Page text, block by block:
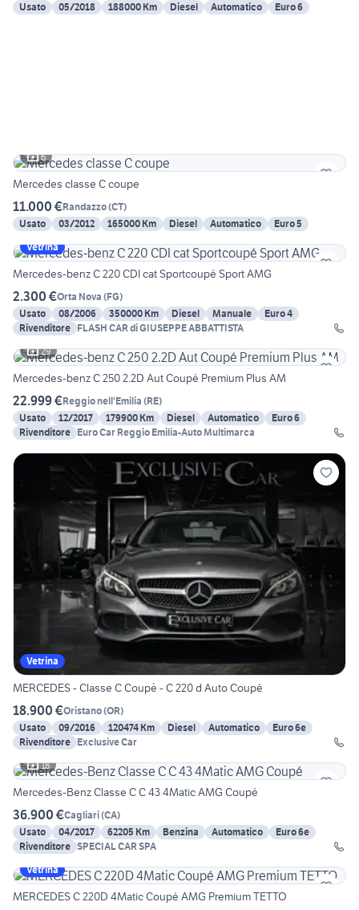
Usato
05/2018 188000 Km Diesel Automatico Euro 6
6
Mercedes classe C coupe
11.000 €Randazzo(CT)
Usato
03/2012 165000 Km Diesel Automatico
Euro 5
Vetrina
Mercedes-benz C 220 CDI cat Sportcoupé Sport AMG
2.300 €Orta Nova (FG)
Usato
08/2006 350000 Km Diesel Manuale
Euro 4
Rivenditore FLASH CAR di GIUSEPPE ABBATTISTA
29
Mercedes-benz C 250 2.2D Aut Coupé Premium Plus AM
22.999 €Reggio nell'Emilia (RE)
Usato
12/2017 179900 Km Diesel Automatico
Euro 6
Rivenditore Euro Car Reggio Emilia-Auto Multimarca
Vetrina
MERCEDES - Classe C Coupè - C 220 d Auto Coupé
18.900 €Oristano(OR)
Usato
09/2016 120474 Km Diesel Automatico
Euro 6e
Rivenditore Exclusive Car
18
Mercedes-Benz Classe C C 43 4Matic AMG Coupé
36.900 €Cagliari(CA)
Usato
04/2017 62205 Km Benzina Automatico
Euro 6e
Rivenditore SPECIAL CAR SPA
Vetrina
MERCEDES C 220D 4Matic Coupé AMG Premium TETTO